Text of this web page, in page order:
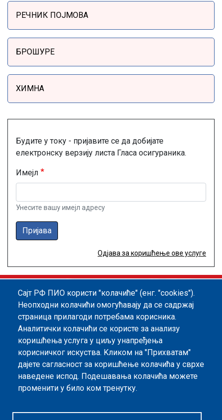
РЕЧНИК ПОЈМОВА
БРОШУРЕ
ХИМНА
Будите у току - пријавите се да добијате
електронску верзију листа Гласа осигураника.
Имејл
Унесите вашу имејл адресу
Пријава
Одјава за коришћење ове услуге
Footer menu
Информатор
Заштита података о личности
Информације од јавног значаја
Мапа сајта
Архива
Политика квалитета
Политика безбедности информација
Сајт РФ ПИО користи "колачиће" (енг. "cookies").
Неопходни колачићи омогућавају да се садржај
страница прилагоди потребама корисника.
Аналитички колачићи се користе за анализу
коришћења услуга у циљу унапређења
корисничког искуства. Kликом на "Прихватам"
дајете сагласност за коришћење колачића у сврхе
наведене испод. Подешавања колачића можете
променити у било ком тренутку.